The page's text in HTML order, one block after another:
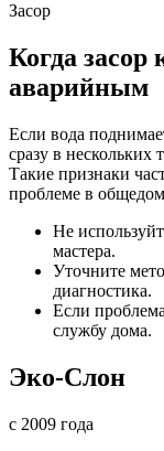
Засор
Когда засор
аварийным
Если вода
сразу в нескольких
Такие признаки
проблеме в
Не
мастера.
Уточните
диагностика.
Если
службу дома.
Эко-Слон
с 2009 года